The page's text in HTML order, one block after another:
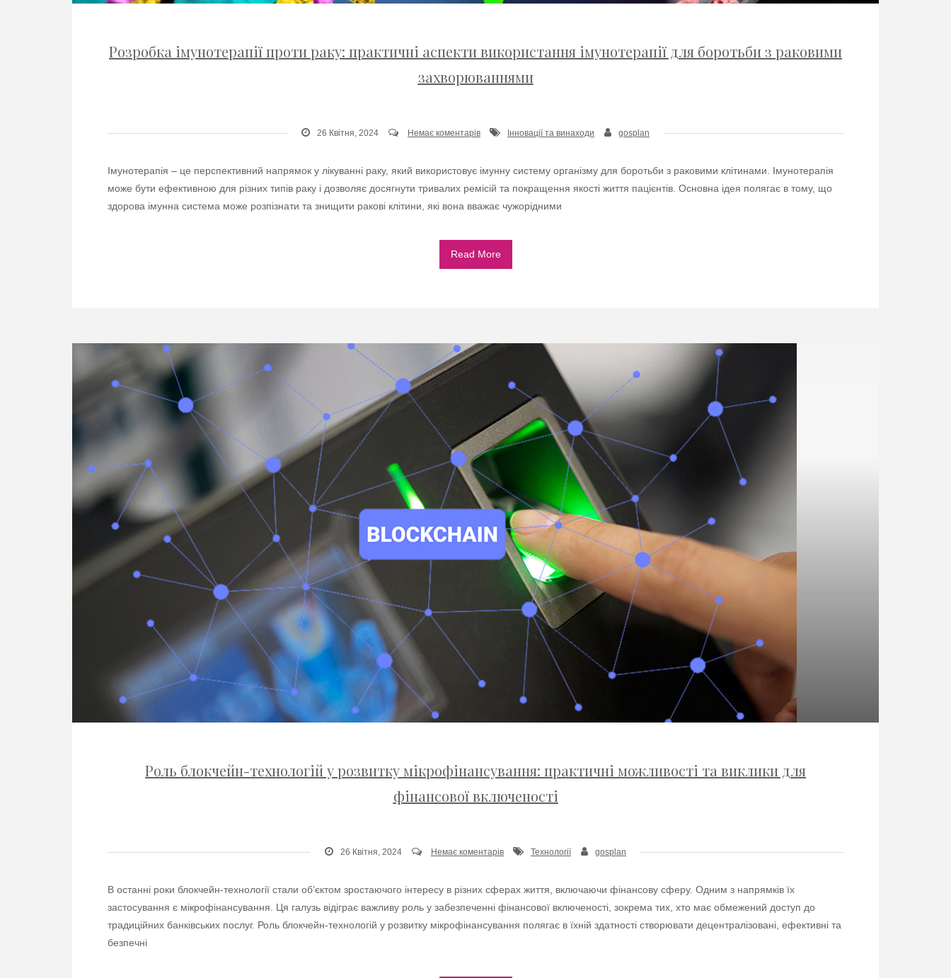
Розробка імунотерапії проти раку: практичні аспекти використання імунотерапії для боротьби з раковими
захворюваннями
26 Квітня, 2024 Немає коментарів Інновації та винаходи gosplan
Імунотерапія – це перспективний напрямок у лікуванні раку, який використовує імунну систему організму для боротьби з раковими клітинами. Імунотерапія
може бути ефективною для різних типів раку і дозволяє досягнути тривалих ремісій та покращення якості життя пацієнтів. Основна ідея полягає в тому, що
здорова імунна система може розпізнати та знищити ракові клітини, які вона вважає чужорідними
Read More
Роль блокчейн-технологій у розвитку мікрофінансування: практичні можливості та виклики для
фінансової включеності
26 Квітня, 2024 Немає коментарів Технології gosplan
В останні роки блокчейн-технології стали об’єктом зростаючого інтересу в різних сферах життя, включаючи фінансову сферу. Одним з напрямків їх
застосування є мікрофінансування. Ця галузь відіграє важливу роль у забезпеченні фінансової включеності, зокрема тих, хто має обмежений доступ до
традиційних банківських послуг. Роль блокчейн-технологій у розвитку мікрофінансування полягає в їхній здатності створювати децентралізовані, ефективні та
безпечні